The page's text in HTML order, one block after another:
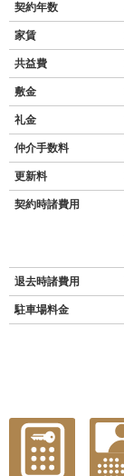
契約年数
家賃
共益費
敷金
礼金
仲介手数料
更新料
契約時諸費用
退去時諸費用
駐車場料金